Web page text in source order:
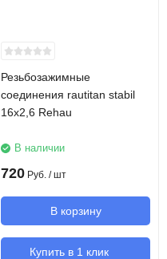
Резьбозажимные
соединения rautitan stabil
16х2,6 Rehau
В наличии
720 Руб. / шт
В корзину
Купить в 1 клик